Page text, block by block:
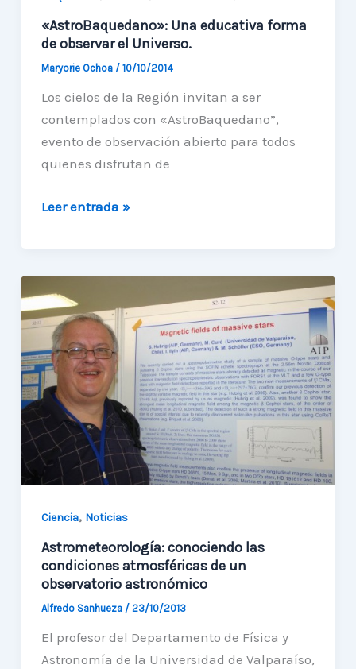
«AstroBaquedano»: Una educativa forma
de observar el Universo.
Maryorie Ochoa / 10/10/2014
Los cielos de la Región invitan a ser
contemplados con «AstroBaquedano”,
evento de observación abierto para todos
quienes disfrutan de
«AstroBaquedano»:
forma
de
observar
Universo.
Leer entrada »
Ciencia, Noticias
Astrometeorología: conociendo las
condiciones atmosféricas de un
observatorio astronómico
Alfredo Sanhueza / 23/10/2013
El profesor del Departamento de Física y
Astronomía de la Universidad de Valparaíso,